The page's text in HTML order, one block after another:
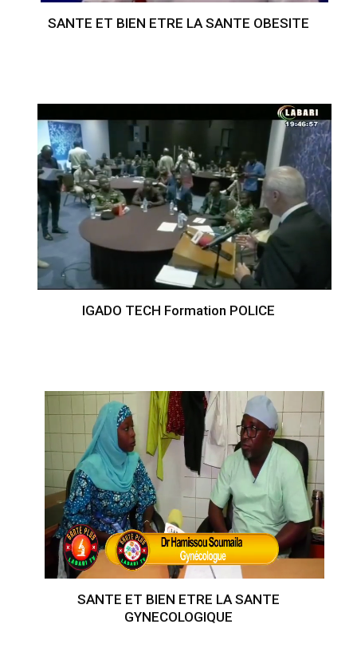
SANTE ET BIEN ETRE LA SANTE OBESITE
IGADO TECH Formation POLICE
SANTE ET BIEN ETRE LA SANTE
GYNECOLOGIQUE